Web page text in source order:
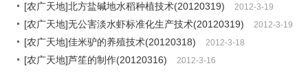
[农广天地]北方盐碱地水稻种植技术(20120319)
2012-3-19
[农广天地]无公害淡水虾标准化生产技术(20120319) 2012-3-19
[农广天地]佳米驴的养殖技术(20120318) 2012-3-18
[农广天地]芦笙的制作(20120316) 2012-3-16